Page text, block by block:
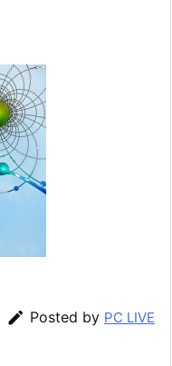
 Posted by PC LIVE